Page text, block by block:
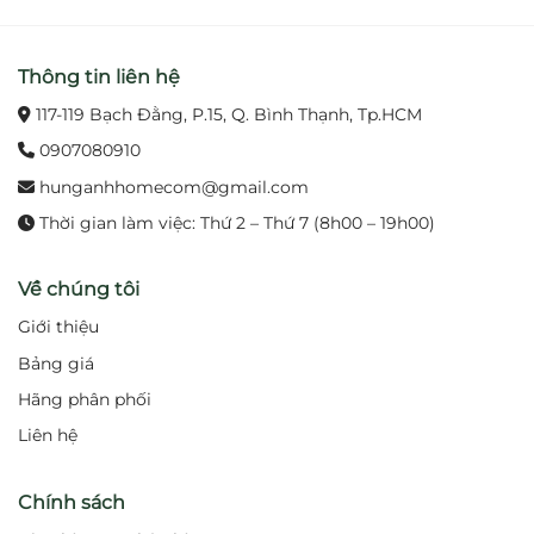
3. Lợi ích khi sử dụng
Mưa nhẹ nhàng bao phủ toàn cơ thể, thư giãn tối
ưu.
Thiết kế trần sang trọng, nâng tầm thẩm mỹ cho
phòng tắm.
Vật liệu bền đẹp, giảm chi phí bảo trì và thay thế.
Lắp đặt gọn gàng, phù hợp phòng tắm cao cấp
hoặc spa.
4. Ứng dụng
khách sạn, resort, spa — nơi đề cao sự tiện nghi và
Thông tin liên hệ
117-119 Bạch Đằng, P.15, Q. Bình Thạnh, Tp.HCM
0907080910
hunganhhomecom@gmail.com
Thời gian làm việc: Thứ 2 – Thứ 7 (8h00 – 19h00)
Về chúng tôi
Giới thiệu
Bảng giá
Hãng phân phối
Liên hệ
Chính sách